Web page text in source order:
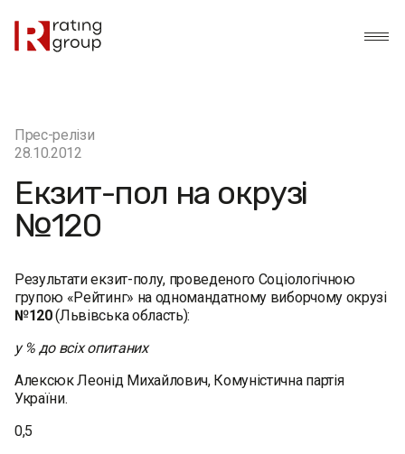
Прес-релізи
28.10.2012
Екзит-пол на окрузі
№120
Результати екзит-полу, проведеного Соціологічною
групою «Рейтинг» на одномандатному виборчому окрузі
№120(Львівська область):
у % до всіх опитаних
Алексюк Леонід Михайлович, Комуністична партія
України.
0,5